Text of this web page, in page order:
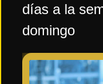
Stuart y el
El enfado de
Libertad
días a la
domingo